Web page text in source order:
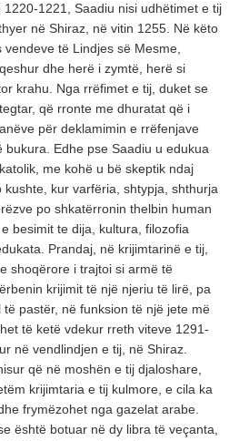
1221, Saadiu nisi udhëtimet e tij
në Shiraz, në vitin 1255. Në këto
të Lindjes së Mesme,
dhe herë i zymtë, herë si
krahu. Nga rrëfimet e tij, duket se
që rronte me dhuratat që i
për deklamimin e rrëfenjave
bukura. Edhe pse Saadiu u edukua
me kohë u bë skeptik ndaj
kushte, kur varfëria, shtypja, shthurja
po shkatërronin thelbin human
besimit te dija, kultura, filozofia
Prandaj, në krijimtarinë e tij,
shoqërore i trajtoi si armë të
krijimit të një njeriu të lirë, pa
pastër, në funksion të një jete më
të ketë vdekur rreth viteve 1291-
në vendlindjen e tij, në Shiraz.
që në moshën e tij djaloshare,
krijimtaria e tij kulmore, e cila ka
frymëzohet nga gazelat arabe.
është botuar në dy libra të veçanta,